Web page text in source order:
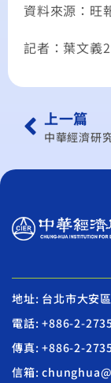
資料來源：旺
記者：葉文義
上一篇
地址: 台北市大安
電話: +886-2-
傳真: +886-2-
信箱: